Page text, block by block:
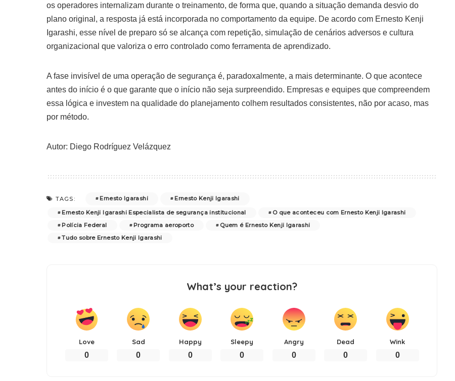
os operadores internalizam durante o treinamento, de forma que, quando a situação demanda desvio do
plano original, a resposta já está incorporada no comportamento da equipe. De acordo com Ernesto Kenji
Igarashi, esse nível de preparo só se alcança com repetição, simulação de cenários adversos e cultura
organizacional que valoriza o erro controlado como ferramenta de aprendizado.
A fase invisível de uma operação de segurança é, paradoxalmente, a mais determinante. O que acontece
antes do início é o que garante que o início não seja surpreendido. Empresas e equipes que compreendem
essa lógica e investem na qualidade do planejamento colhem resultados consistentes, não por acaso, mas
por método.
Autor: Diego Rodríguez Velázquez
TAGS: Ernesto Igarashi
Ernesto Kenji Igarashi
Ernesto Kenji Igarashi Especialista de segurança institucional
O que aconteceu com Ernesto Kenji Igarashi
Polícia Federal
Programa aeroporto
Quem é Ernesto Kenji Igarashi
Tudo sobre Ernesto Kenji Igarashi
What’s your reaction?
Love
0
Sad
0
Happy
0
Sleepy
0
Angry
0
Dead
0
Wink
0